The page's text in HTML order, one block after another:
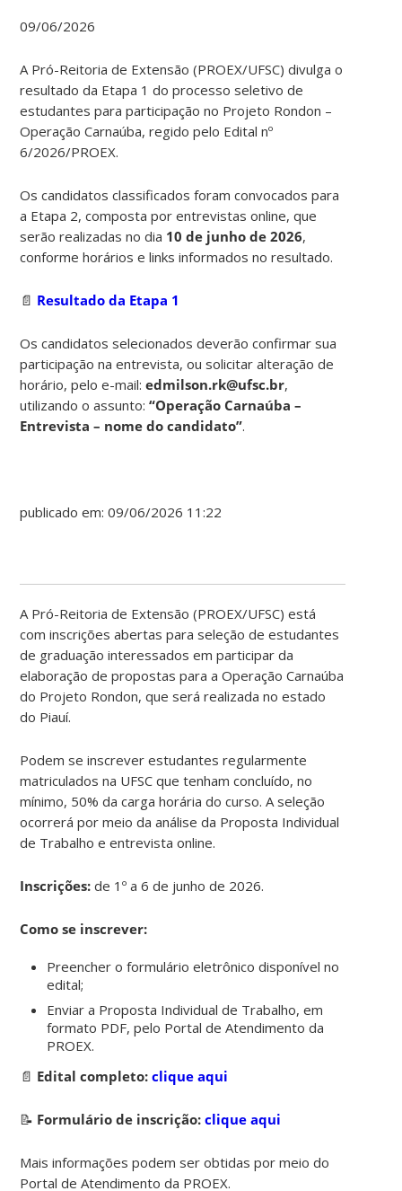
09/06/2026
A Pró-Reitoria de Extensão (PROEX/UFSC) divulga o
resultado da Etapa 1 do processo seletivo de
estudantes para participação no Projeto Rondon –
Operação Carnaúba, regido pelo Edital nº
6/2026/PROEX.
Os candidatos classificados foram convocados para
a Etapa 2, composta por entrevistas online, que
serão realizadas no dia 10 de junho de 2026,
conforme horários e links informados no resultado.
📄 Resultado da Etapa 1
Os candidatos selecionados deverão confirmar sua
participação na entrevista, ou solicitar alteração de
horário, pelo e-mail:edmilson.rk@ufsc.br,
utilizando o assunto:“Operação Carnaúba –
Entrevista – nome do candidato”.
publicado em: 09/06/2026 11:22
A Pró-Reitoria de Extensão (PROEX/UFSC) está
com inscrições abertas para seleção de estudantes
de graduação interessados em participar da
elaboração de propostas para a Operação Carnaúba
do Projeto Rondon, que será realizada no estado
do Piauí.
Podem se inscrever estudantes regularmente
matriculados na UFSC que tenham concluído, no
mínimo, 50% da carga horária do curso. A seleção
ocorrerá por meio da análise da Proposta Individual
de Trabalho e entrevista online.
Inscrições: de 1º a 6 de junho de 2026.
Como se inscrever:
Preencher o formulário eletrônico disponível no
edital;
Enviar a Proposta Individual de Trabalho, em
formato PDF, pelo Portal de Atendimento da
PROEX.
📄 Edital completo: clique aqui
📝 Formulário de inscrição: clique aqui
Mais informações podem ser obtidas por meio do
Portal de Atendimento da PROEX.